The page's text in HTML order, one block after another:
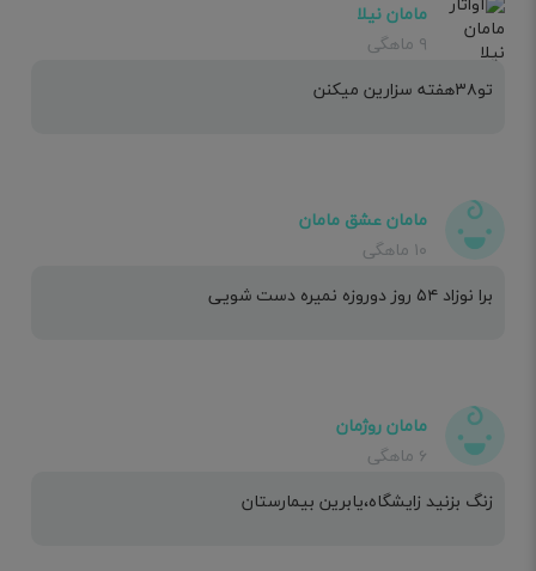
مامان نیلا
۹ ماهگی
تو۳۸هفته سزارین میکنن
مامان عشق مامان
۱۰ ماهگی
برا نوزاد ۵۴ روز دوروزه نمیره دست شویی
مامان روژمان
۶ ماهگی
زنگ بزنید زایشگاه،یابرین بیمارستان